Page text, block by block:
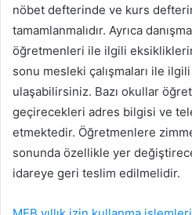
nöbet defterinde ve kurs
tamamlanmalıdır. Ayrıca
öğretmenleri ile ilgili
sonu mesleki çalışmaları ile
ulaşabilirsiniz. Bazı okullar
geçirecekleri adres bilgisi ve
etmektedir. Öğretmenlere
sonunda özellikle yer
idareye geri teslim edilmelidir.